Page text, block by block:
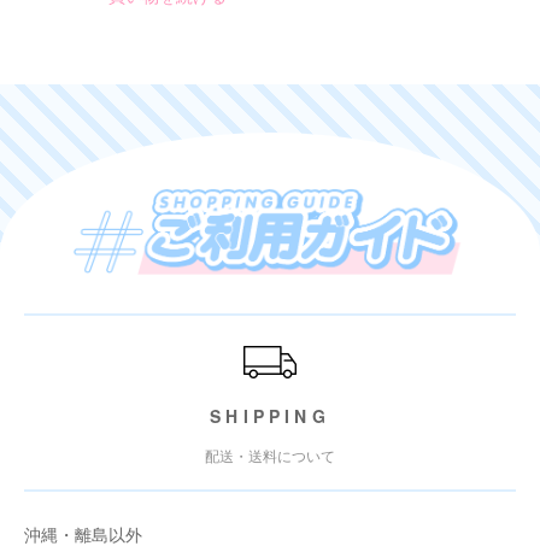
SHIPPING
配送・送料について
沖縄・離島以外